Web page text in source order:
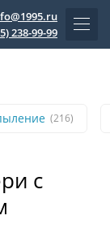
238-99-99
(216)
с